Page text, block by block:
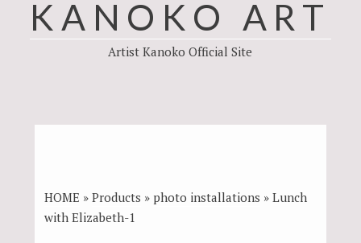
KANOKO ART
Artist Kanoko Official Site
HOME »Products » photo installations »Lunch
with Elizabeth-1